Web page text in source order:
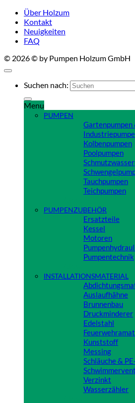
Über Holzum
Kontakt
Neuigkeiten
FAQ
© 2026 © by Pumpen Holzum GmbH
Suchen nach:
Menu
PUMPEN
Gartenpumpen
Kolbenpumpen
Poolpumpen
Tauchpumpen
Teichpumpen
PUMPENZUBEHÖR
Ersatzteile
Kessel
Motoren
Pumpentechnik
INSTALLATIONSMATERIAL
Auslaufhähne
Brunnenbau
Druckminderer
Edelstahl
Kunststoff
Messing
Schläuche &
Verzinkt
Wasserzähler